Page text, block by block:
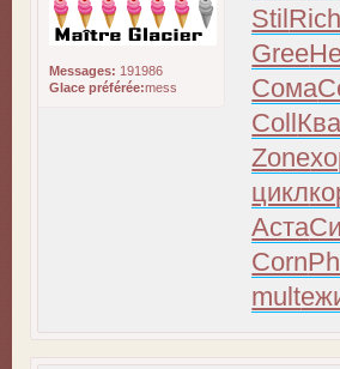
Messages: 191986
Glace préférée:mess
StilRich
Gree
Сома
Coll
Zone
цикл
Аста
Corn
mult